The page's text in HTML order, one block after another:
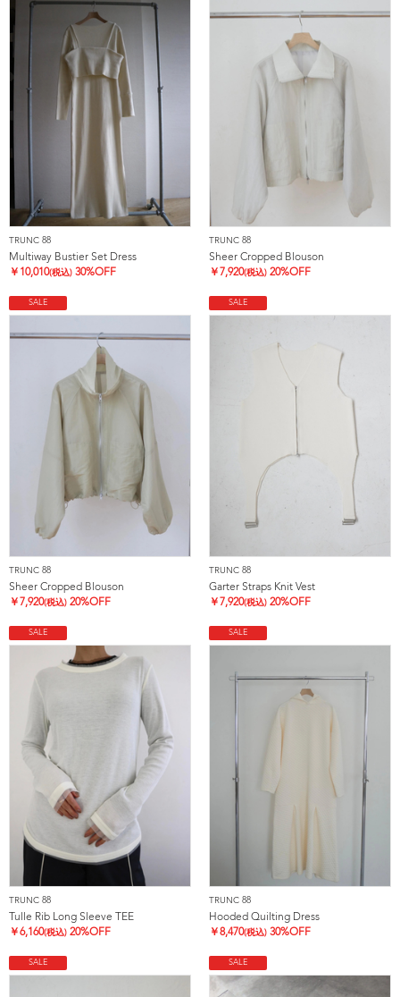
TRUNC 88
Multiway Bustier Set Dress
￥ 10,010(税込) 30%OFF
TRUNC 88
Sheer Cropped Blouson
￥ 7,920(税込) 20%OFF
SALE
TRUNC 88
Sheer Cropped Blouson
￥ 7,920(税込) 20%OFF
SALE
TRUNC 88
Garter Straps Knit Vest
￥ 7,920(税込) 20%OFF
SALE
TRUNC 88
Tulle Rib Long Sleeve TEE
￥6,160(税込) 20%OFF
SALE
TRUNC 88
Hooded Quilting Dress
￥8,470(税込) 30%OFF
SALE SALE